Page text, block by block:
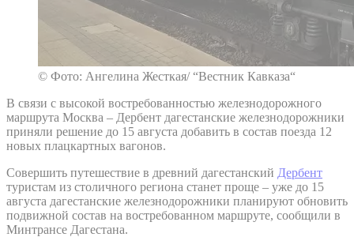
© Фото: Ангелина Жесткая/ “Вестник Кавказа“
В связи с высокой востребованностью железнодорожного
маршрута Москва – Дербент дагестанские железнодорожники
приняли решение до 15 августа добавить в состав поезда 12
новых плацкартных вагонов.
Совершить путешествие в древний дагестанский Дербент
туристам из столичного региона станет проще – уже до 15
августа дагестанские железнодорожники планируют обновить
подвижной состав на востребованном маршруте, сообщили в
Минтрансе Дагестана.